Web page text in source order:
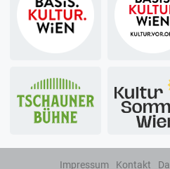
Impressum Kontakt